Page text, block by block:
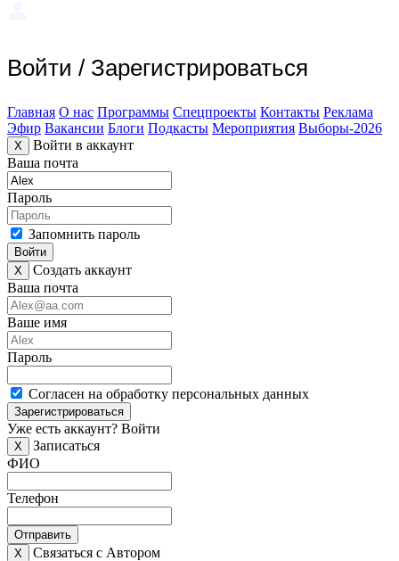
Войти / Зарегистрироваться
Главная О нас Программы Спецпроекты Контакты Реклама
Эфир Вакансии Блоги Подкасты Мероприятия Выборы-2026
X
Войти в аккаунт
Ваша почта
Пароль
Запомнить пароль
Войти
X
Создать аккаунт
Ваша почта
Ваше имя
Пароль
Согласен на обработку персональных данных
Зарегистрироваться
Уже есть аккаунт? Войти
X
Записаться
ФИО
Телефон
Отправить
X
Связаться с Автором